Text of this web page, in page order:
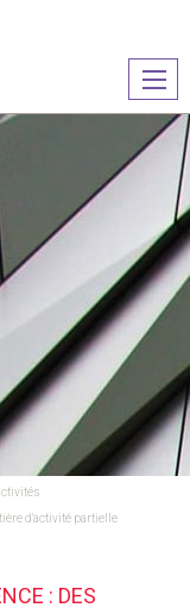
le
d'activité partielle
: DES